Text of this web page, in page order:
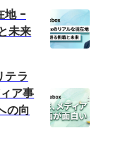
地 -
未来
テラ
ア事
の向